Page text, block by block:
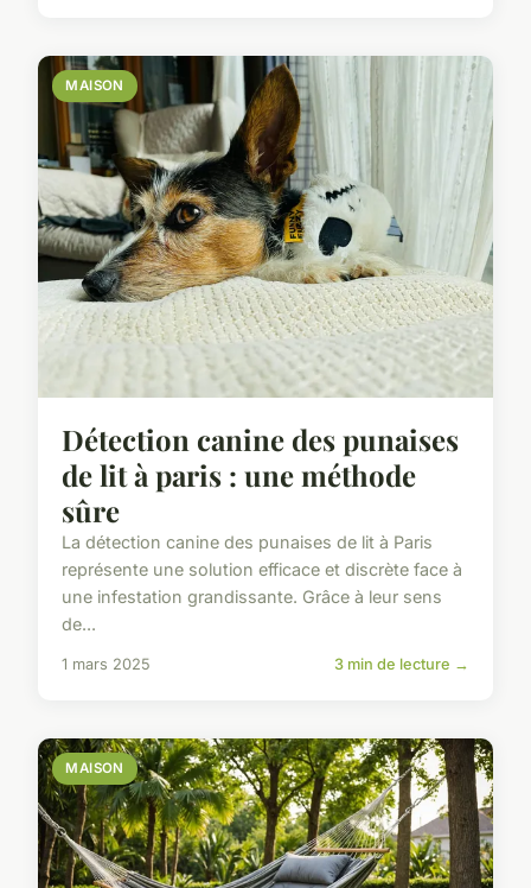
MAISON
Détection canine des punaises
de lit à paris : une méthode
sûre
La détection canine des punaises de lit à Paris
représente une solution efficace et discrète face à
une infestation grandissante. Grâce à leur sens
de...
1 mars 2025 3 min de lecture →
MAISON